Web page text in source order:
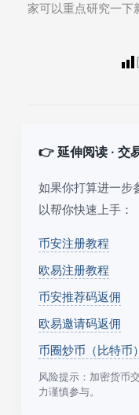
家可以重点研究一下
👉 延伸阅读 · 交
如果你打算进一步
以帮你快速上手：
币安注册教程
欧易注册教程
币安推荐码返佣
欧易邀请码返佣
币圈炒币（比特币
风险提示：加密货币
力谨慎参与。